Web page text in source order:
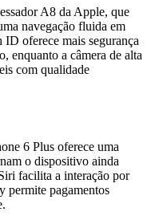
A8 da Apple, que
navegação fluida em
oferece mais segurança
enquanto a câmera de alta
com qualidade
6 Plus oferece uma
o dispositivo ainda
facilita a interação por
permite pagamentos